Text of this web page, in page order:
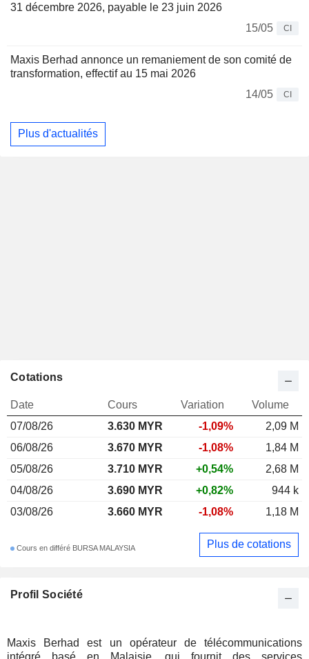
31 décembre 2026, payable le 23 juin 2026
15/05
CI
Maxis Berhad annonce un remaniement de son comité de
transformation, effectif au 15 mai 2026
14/05
CI
Plus d'actualités
Profil Société
Maxis Berhad est un opérateur de télécommunications
intégré basé en Malaisie, qui fournit des services
Cotations
Date Cours Variation
Volume
07/08/26
3.630 MYR -1,09%
2,09 M
06/08/26
3.670 MYR -1,08%
1,84 M
05/08/26
3.710 MYR +0,54%
2,68 M
04/08/26
3.690 MYR +0,82%
944 k
03/08/26
3.660 MYR -1,08% 1,18 M
Cours en différé BURSA MALAYSIA Plus de cotations